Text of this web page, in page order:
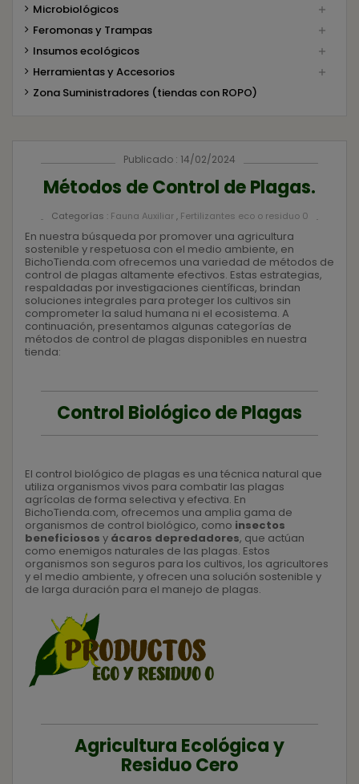
Microbiológicos

Feromonas y Trampas 
Insumos ecológicos 
Herramientas y Accesorios 
Zona Suministradores (tiendas con ROPO)
Publicado : 14/02/2024
Métodos de Control de Plagas.
Categorías : Fauna Auxiliar, Fertilizantes eco o residuo 0
En nuestra búsqueda por promover una agricultura
sostenible y respetuosa con el medio ambiente, en
BichoTienda.com ofrecemos una variedad de métodos de
control de plagas altamente efectivos. Estas estrategias,
respaldadas por investigaciones científicas, brindan
soluciones integrales para proteger los cultivos sin
comprometer la salud humana ni el ecosistema. A
continuación, presentamos algunas categorías de
métodos de control de plagas disponibles en nuestra
tienda:
Control Biológico de Plagas
El control biológico de plagas es una técnica natural que
utiliza organismos vivos para combatir las plagas
agrícolas de forma selectiva y efectiva. En
BichoTienda.com, ofrecemos una amplia gama de
organismos de control biológico, como insectos
beneficiosos y ácaros depredadores, que actúan
como enemigos naturales de las plagas. Estos
organismos son seguros para los cultivos, los agricultores
y el medio ambiente, y ofrecen una solución sostenible y
de larga duración para el manejo de plagas.
Agricultura Ecológica y
Residuo Cero